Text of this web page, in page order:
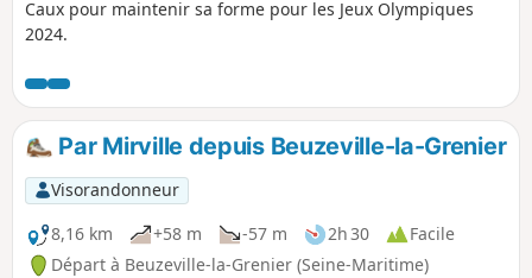
Caux pour maintenir sa forme pour les Jeux Olympiques
2024.
Par Mirville depuis Beuzeville-la-Grenier
Visorandonneur
8,16 km
+58 m -57 m 2h 30
Facile
Départ à Beuzeville-la-Grenier (Seine-Maritime)